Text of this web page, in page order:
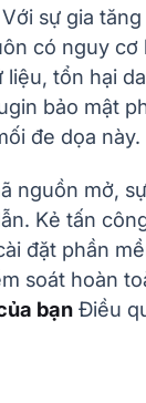
sự gia
có nguy
tổn hại
bảo mật
đe dọa này.
nguồn mở,
Kẻ tấn
đặt phần
soát hoàn
bạn Điều